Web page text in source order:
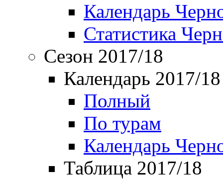
Календарь
Статистика
Сезон 2017/18
Календарь 2017/18
Полный
По турам
Календарь
Таблица 2017/18